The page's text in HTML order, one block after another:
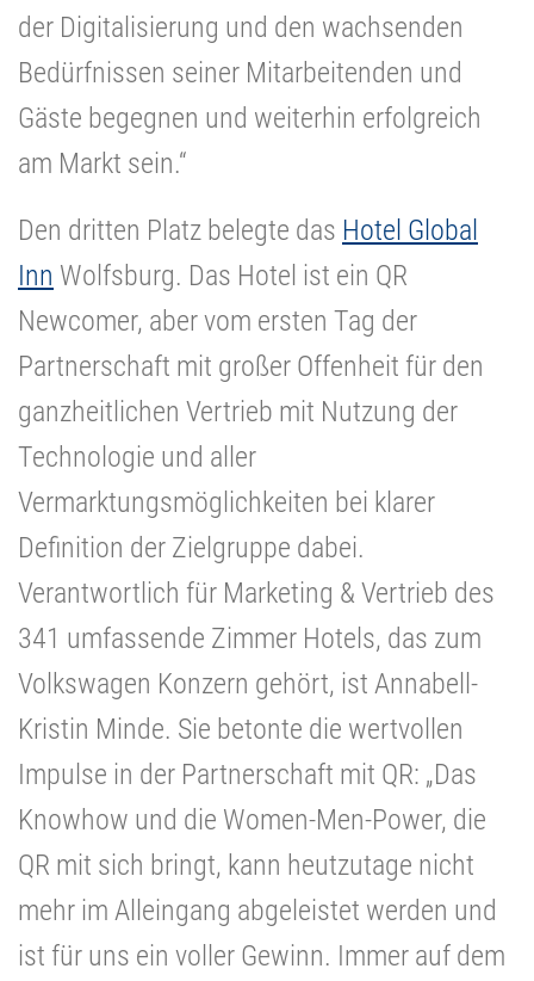
der Digitalisierung und den wachsenden
Bedürfnissen seiner Mitarbeitenden und
Gäste begegnen und weiterhin erfolgreich
am Markt sein.“
Den dritten Platz belegte das Hotel Global
Inn Wolfsburg. Das Hotel ist ein QR
Newcomer, aber vom ersten Tag der
Partnerschaft mit großer Offenheit für den
ganzheitlichen Vertrieb mit Nutzung der
Technologie und aller
Vermarktungsmöglichkeiten bei klarer
Definition der Zielgruppe dabei.
Verantwortlich für Marketing & Vertrieb des
341 umfassende Zimmer Hotels, das zum
Volkswagen Konzern gehört, ist Annabell-
Kristin Minde. Sie betonte die wertvollen
Impulse in der Partnerschaft mit QR: „Das
Knowhow und die Women-Men-Power, die
QR mit sich bringt, kann heutzutage nicht
mehr im Alleingang abgeleistet werden und
ist für uns ein voller Gewinn. Immer auf dem